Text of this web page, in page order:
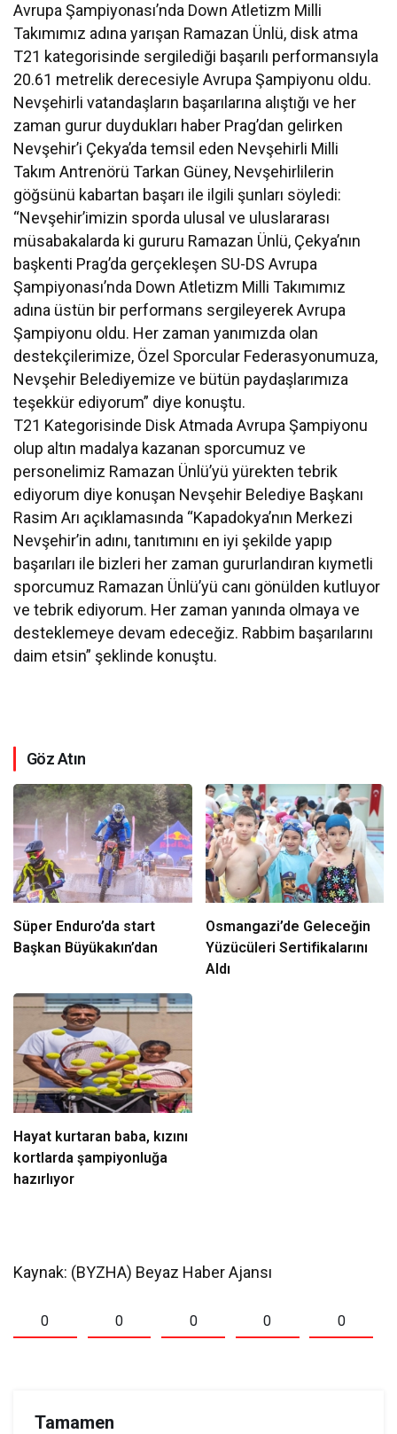
Avrupa Şampiyonası’nda Down Atletizm Milli
Takımımız adına yarışan Ramazan Ünlü, disk atma
T21 kategorisinde sergilediği başarılı performansıyla
20.61 metrelik derecesiyle Avrupa Şampiyonu oldu.
Nevşehirli vatandaşların başarılarına alıştığı ve her
zaman gurur duydukları haber Prag’dan gelirken
Nevşehir’i Çekya’da temsil eden Nevşehirli Milli
Takım Antrenörü Tarkan Güney, Nevşehirlilerin
göğsünü kabartan başarı ile ilgili şunları söyledi:
“Nevşehir’imizin sporda ulusal ve uluslararası
müsabakalarda ki gururu Ramazan Ünlü, Çekya’nın
başkenti Prag’da gerçekleşen SU-DS Avrupa
Şampiyonası’nda Down Atletizm Milli Takımımız
adına üstün bir performans sergileyerek Avrupa
Şampiyonu oldu. Her zaman yanımızda olan
destekçilerimize, Özel Sporcular Federasyonumuza,
Nevşehir Belediyemize ve bütün paydaşlarımıza
teşekkür ediyorum” diye konuştu.
T21 Kategorisinde Disk Atmada Avrupa Şampiyonu
olup altın madalya kazanan sporcumuz ve
personelimiz Ramazan Ünlü’yü yürekten tebrik
ediyorum diye konuşan Nevşehir Belediye Başkanı
Rasim Arı açıklamasında “Kapadokya’nın Merkezi
Nevşehir’in adını, tanıtımını en iyi şekilde yapıp
başarıları ile bizleri her zaman gururlandıran kıymetli
sporcumuz Ramazan Ünlü’yü canı gönülden kutluyor
ve tebrik ediyorum. Her zaman yanında olmaya ve
desteklemeye devam edeceğiz. Rabbim başarılarını
daim etsin” şeklinde konuştu.
Göz Atın
Süper Enduro’da start
Başkan Büyükakın’dan
Osmangazi’de Geleceğin
Yüzücüleri Sertifikalarını
Aldı
Hayat kurtaran baba, kızını
kortlarda şampiyonluğa
hazırlıyor
Kaynak: (BYZHA) Beyaz Haber Ajansı
0 0 0 0 0
Tamamen